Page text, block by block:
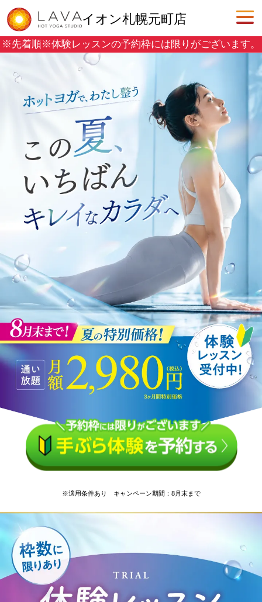
イオン札幌元町店
※先着順※体験レッスンの予約枠には限りがございます。
※適用条件あり キャンペーン期間：8月末まで